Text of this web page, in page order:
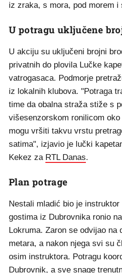
iz zraka, s mora, pod morem i
U potragu uključene
U akciju su uključeni brojni
privatnih do plovila Lučke
vatrogasaca. Podmorje
iz lokalnih klubova. "Potraga
time da obalna straža stiže s
višesenzorskom ronilicom
mogu vršiti takvu vrstu
satima", izjavio je lučki
Kekez za RTL Danas.
Plan potrage
Nestali mladić bio je
gostima iz Dubrovnika ronio
Lokruma. Zaron se odvijao na
metara, a nakon njega svi su
osim instruktora. Potragu
Dubrovnik, a sve snage